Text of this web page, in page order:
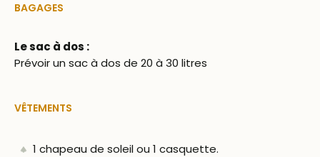
BAGAGES
Le sac à dos :
Prévoir un sac à dos de 20 à 30 litres
VÊTEMENTS
1 chapeau de soleil ou 1 casquette.